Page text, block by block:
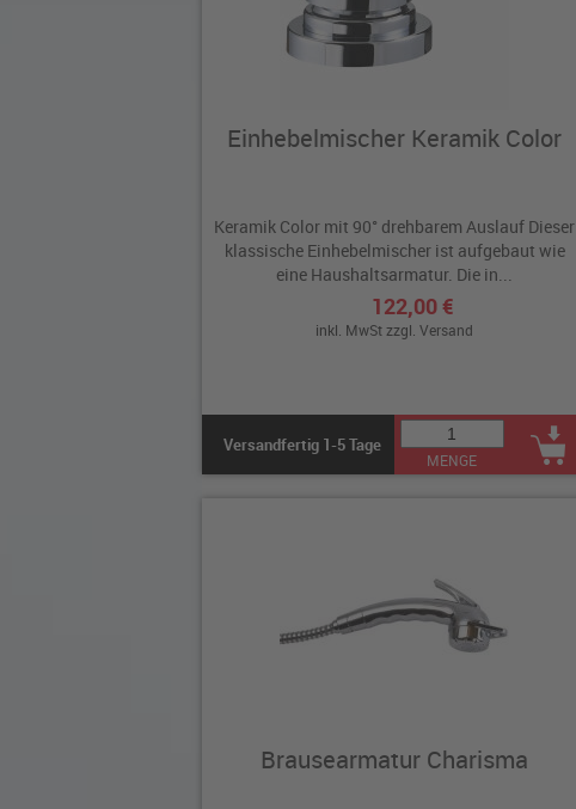
Einhebelmischer Keramik Color
Keramik Color mit 90° drehbarem Auslauf Dieser
klassische Einhebelmischer ist aufgebaut wie
eine Haushaltsarmatur. Die in...
122,00 €
inkl. MwSt zzgl.Versand
Versandfertig 1-5 Tage
MENGE
Brausearmatur Charisma